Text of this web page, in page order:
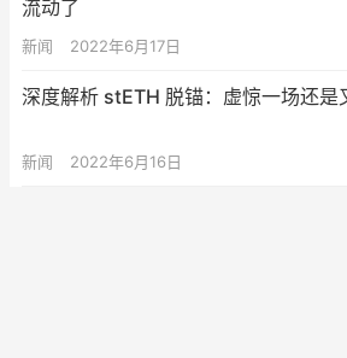
流动了
新闻 2022年6月17日
深度解析 stETH 脱锚：虚惊一场还是
新闻 2022年6月16日